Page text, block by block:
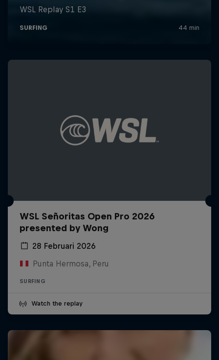
WSL Señoritas Open Pro 2026
presented by Wong
28 Februari 2026
Punta Hermosa, Peru
SURFING
Watch the replay